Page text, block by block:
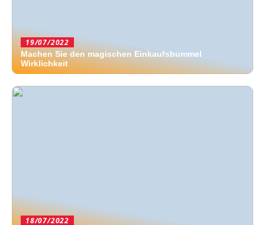
19/07/2022
Machen Sie den magischen Einkaufsbummel
Wirklichkeit
18/07/2022